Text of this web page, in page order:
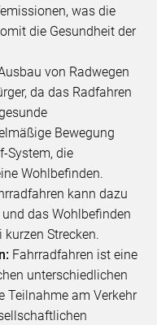
was die
die Gesundheit der
von Radwegen
da das Radfahren
Bewegung
System, die
Wohlbefinden.
kann dazu
das Wohlbefinden
Strecken.
Fahrradfahren ist eine
unterschiedlichen
Teilnahme am Verkehr